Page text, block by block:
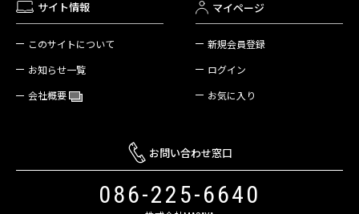
サイト情報
このサイトについて
お知らせ一覧
会社概要
マイページ
新規会員登録
ログイン
お気に入り
お問い合わせ窓口
086-225-6640